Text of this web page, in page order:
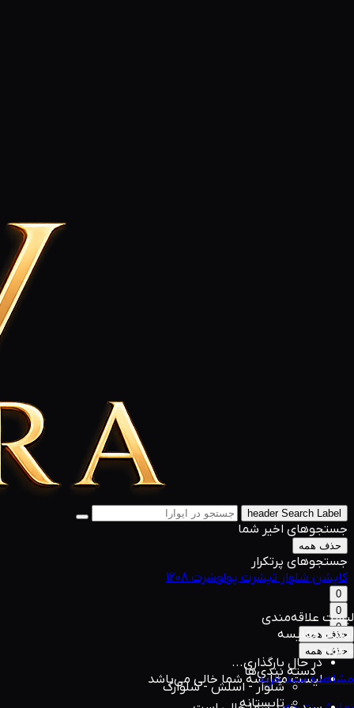
header Search Label
جستجوهای اخیر شما
حذف همه
جستجوهای پرتکرار
کاپشنشلوارتیشرتپولوشرت1208
0
لیست علاقه‌مندی
حذف همه
در حال بارگذاری...
0
لیست مقایسه
حذف همه
لیست مقایسه شما خالی می‌باشد
0
مشاهده سبد خرید
دسته بندی‌ها
شلوار - اسلش - شلوارک
تابستانه